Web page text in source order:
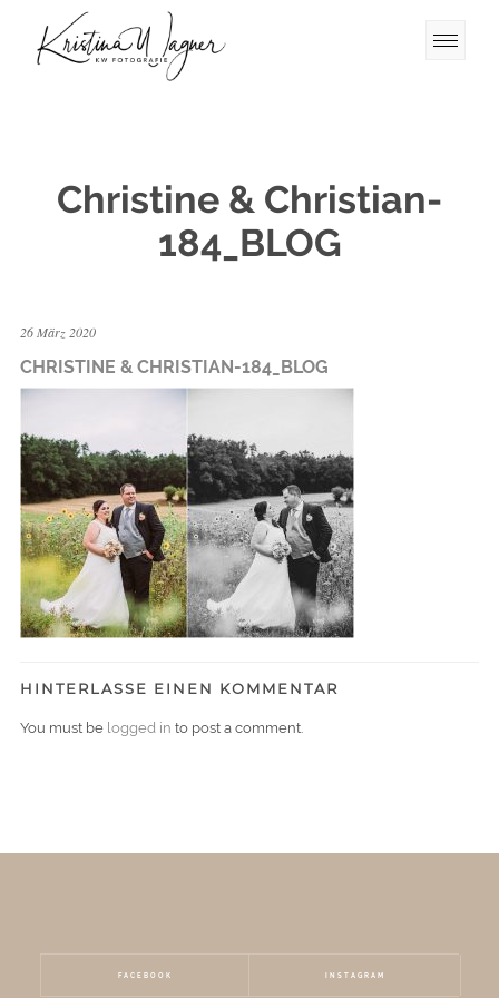
Christine & Christian-
184_BLOG
26 März 2020
CHRISTINE & CHRISTIAN-184_BLOG
HINTERLASSE EINEN KOMMENTAR
You must be logged in to post a comment.
FACEBOOK INSTAGRAM